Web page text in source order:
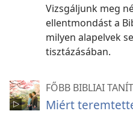
Vizsgáljunk meg
ellentmondást a
milyen alapelvek
tisztázásában.
FŐBB BIBLIAI
Miért